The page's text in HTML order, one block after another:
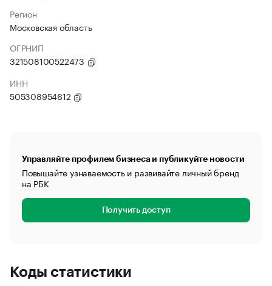
Регион
Московская область
ОГРНИП
321508100522473
ИНН
505308954612
Управляйте профилем бизнеса и публикуйте новости
Повышайте узнаваемость и развивайте личный бренд
на РБК
Получить доступ
Коды статистики